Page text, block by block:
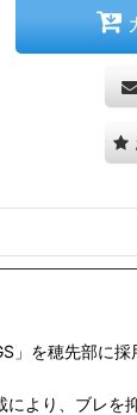
」を穂先部に
より、ブレを